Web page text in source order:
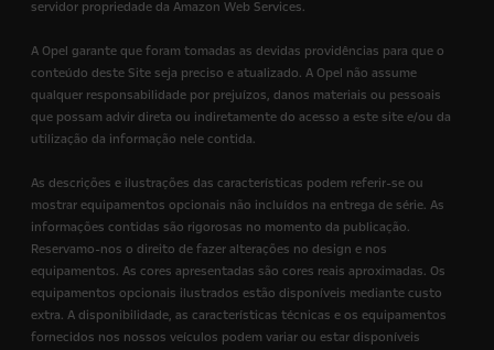
servidor propriedade da Amazon Web Services.
A Opel garante que foram tomadas as devidas providências para que o
conteúdo deste Site seja preciso e atualizado. A Opel não assume
qualquer responsabilidade por prejuízos, danos materiais ou pessoais
que possam advir direta ou indiretamente do acesso a este site e/ou da
utilização da informação nele contida.
As descrições e ilustrações das características podem referir-se ou
mostrar equipamentos opcionais não incluídos na entrega de série. As
informações contidas são rigorosas no momento da publicação.
Reservamo-nos o direito de fazer alterações no design e nos
equipamentos. As cores apresentadas são cores reais aproximadas. Os
equipamentos opcionais ilustrados estão disponíveis mediante custo
extra. A disponibilidade, as características técnicas e os equipamentos
fornecidos nos nossos veículos podem variar ou estar disponíveis